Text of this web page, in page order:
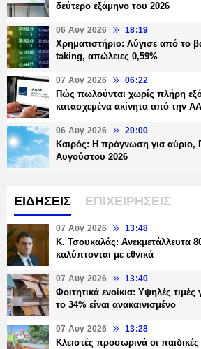
δεύτερο εξάμηνο του 2026
06 Αυγ 2026 18:19
Χρηματιστήριο: Λύγισε από το
taking, απώλειες 0,59%
07 Αυγ 2026 06:22
Πώς πωλούνται χωρίς πλήρη
κατασχεμένα ακίνητα από την
06 Αυγ 2026 20:00
Καιρός: Η πρόγνωση για αύριο,
Αυγούστου 2026
ΕΙΔΗΣΕΙΣ ΕΠΙΧΕΙΡΗΣΕΙΣ
07 Αυγ 2026 13:48
Κ. Τσουκαλάς: Ανεκμετάλλευτα
καλύπτονται με εθνικά
07 Αυγ 2026 13:40
Φοιτητικά ενοίκια: Υψηλές
το 34% είναι ανακαινισμένο
07 Αυγ 2026 13:28
Κλειστές προσωρινά οι